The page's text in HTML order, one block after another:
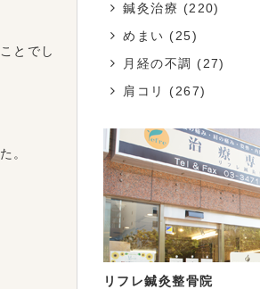
とでし
。
鍼灸治療 (220)
めまい (25)
月経の不調
(27)
肩コリ
(267)
リフレ鍼灸整骨院